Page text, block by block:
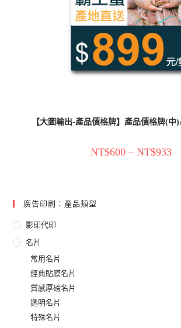
【大圖輸出-產品價格牌】產品價格牌(中
NT$600– NT$933
廣告印刷：產品類型
影印代印
名片
常用名片
經典貼膜名片
質感厚磅名片
透明名片
特殊名片